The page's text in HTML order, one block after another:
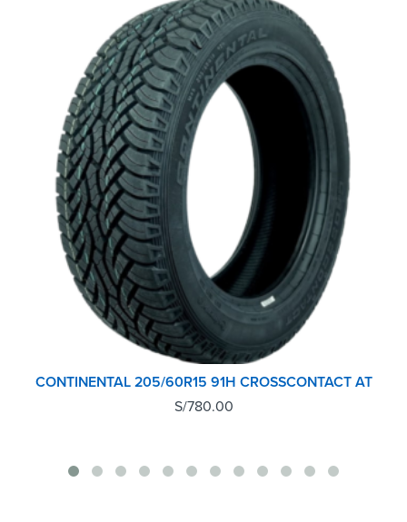
CONTINENTAL 205/60R15 91H CROSSCONTACT AT
S/780.00